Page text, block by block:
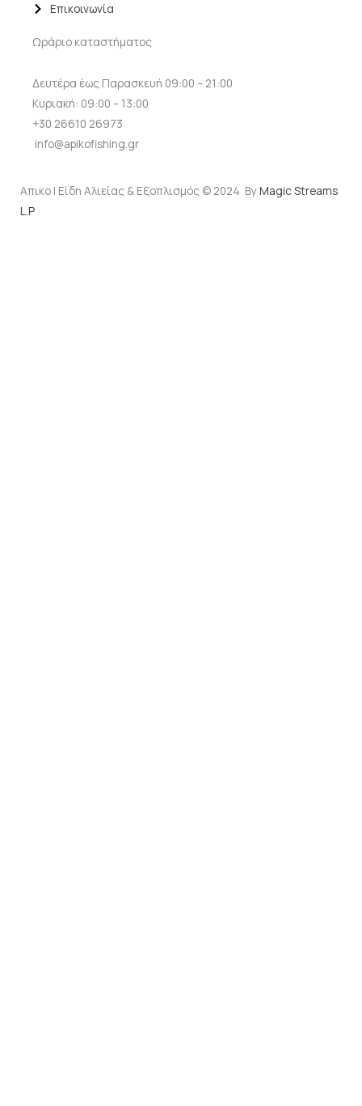
Επικοινωνία
Ωράριο καταστήματος
Δευτέρα έως Παρασκευή 09:00 – 21:00
Κυριακή: 09:00 – 13:00
+30 26610 26973
info@apikofishing.gr
Απικο | Είδη Αλιείας & Εξοπλισμός © 2024 ByMagic Streams
L.P